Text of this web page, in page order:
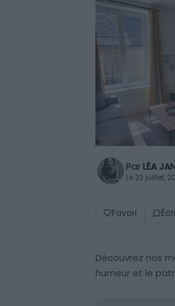
Par LÉA
Le 23 juillet,
Favori
Découvrez nos
humeur et le